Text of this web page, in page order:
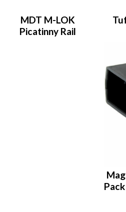
MDT M-LOK
Picatinny Rail